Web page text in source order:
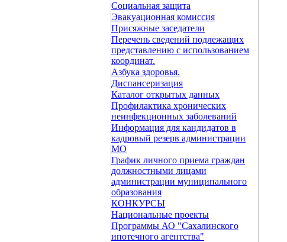
Социальная защита
Эвакуационная комиссия
Присяжные заседатели
Перечень сведений подлежащих
представлению с использованием
координат.
Азбука здоровья.
Диспансеризация
Каталог открытых данных
Профилактика хронических
неинфекционных заболеваний
Информация для кандидатов в
кадровый резерв администрации
МО
График личного приема граждан
должностными лицами
администрации муниципального
образования
КОНКУРСЫ
Национальные проекты
Программы АО "Сахалинского
ипотечного агентства"